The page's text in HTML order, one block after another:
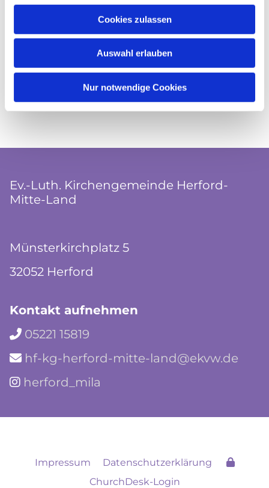
Cookies zulassen
Auswahl erlauben
Nur notwendige Cookies
Ev.-Luth. Kirchengemeinde Herford-
Mitte-Land
Münsterkirchplatz 5
32052 Herford
Kontakt aufnehmen
 05221 15819
 hf-kg-herford-mitte-land@ekvw.de
 herford_mila
Impressum
Datenschutzerklärung
ChurchDesk-Login